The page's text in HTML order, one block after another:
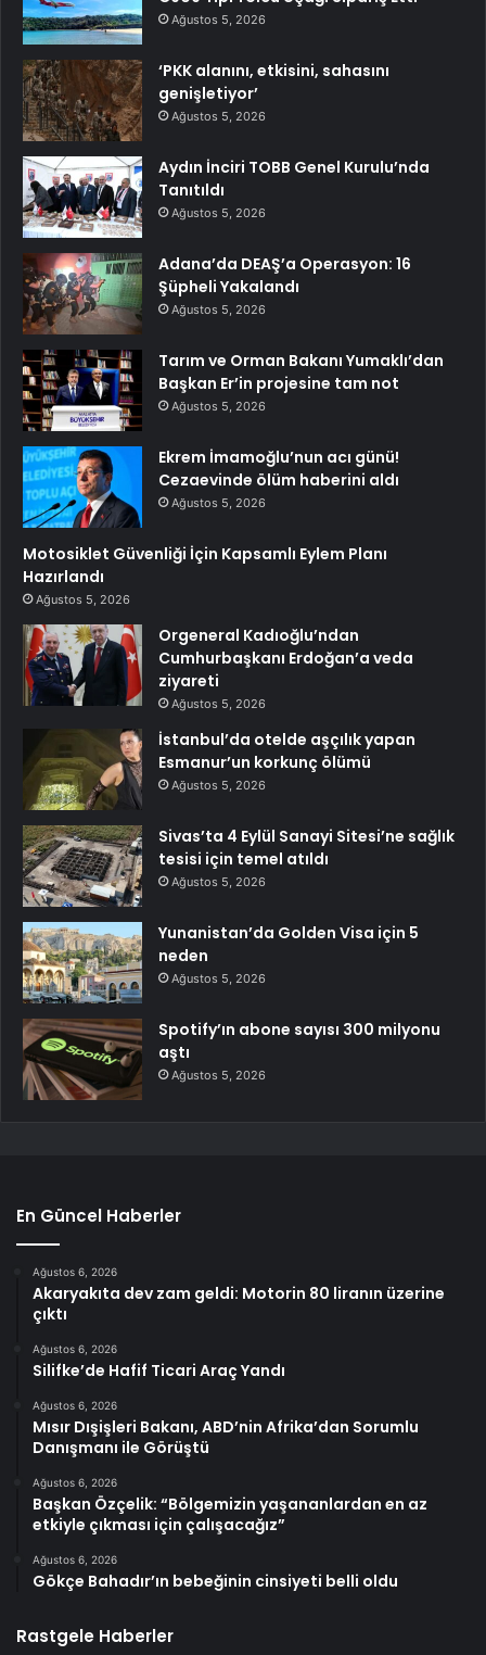
Ağustos 5, 2026
‘PKK alanını, etkisini, sahasını
genişletiyor’
Ağustos 5, 2026
Aydın İnciri TOBB Genel Kurulu’nda
Tanıtıldı
Ağustos 5, 2026
Adana’da DEAŞ’a Operasyon: 16
Şüpheli Yakalandı
Ağustos 5, 2026
Tarım ve Orman Bakanı Yumaklı’dan
Başkan Er’in projesine tam not
Ağustos 5, 2026
Ekrem İmamoğlu’nun acı günü!
Cezaevinde ölüm haberini aldı
Ağustos 5, 2026
Motosiklet Güvenliği İçin Kapsamlı Eylem Planı
Hazırlandı
Ağustos 5, 2026
Orgeneral Kadıoğlu’ndan
Cumhurbaşkanı Erdoğan’a veda
ziyareti
Ağustos 5, 2026
İstanbul’da otelde aşçılık yapan
Esmanur’un korkunç ölümü
Ağustos 5, 2026
Sivas’ta 4 Eylül Sanayi Sitesi’ne sağlık
tesisi için temel atıldı
Ağustos 5, 2026
Yunanistan’da Golden Visa için 5
neden
Ağustos 5, 2026
Spotify’ın abone sayısı 300 milyonu
aştı
Ağustos 5, 2026
En Güncel Haberler
Ağustos 6, 2026
Akaryakıta dev zam geldi: Motorin 80 liranın üzerine
çıktı
Ağustos 6, 2026
Silifke’de Hafif Ticari Araç Yandı
Ağustos 6, 2026
Mısır Dışişleri Bakanı, ABD’nin Afrika’dan Sorumlu
Danışmanı ile Görüştü
Ağustos 6, 2026
Başkan Özçelik: “Bölgemizin yaşananlardan en az
etkiyle çıkması için çalışacağız”
Ağustos 6, 2026
Gökçe Bahadır’ın bebeğinin cinsiyeti belli oldu
Rastgele Haberler